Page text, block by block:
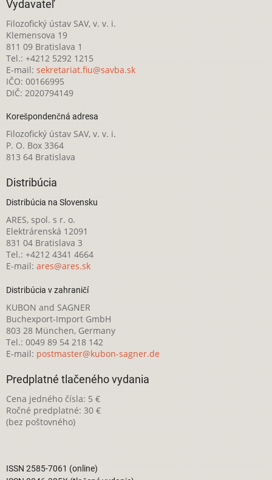
Vydavateľ
Filozofický ústav SAV, v. v. i.
Klemensova 19
811 09 Bratislava 1
Tel.: +4212 5292 1215
E-mail: sekretariat.fiu@savba.sk
IČO: 00166995
DIČ: 2020794149
Korešpondenčná adresa
Filozofický ústav SAV, v. v. i.
P. O. Box 3364
813 64 Bratislava
Distribúcia
Distribúcia na Slovensku
ARES, spol. s r. o.
Elektrárenská 12091
831 04 Bratislava 3
Tel.: +4212 4341 4664
E-mail: ares@ares.sk
Distribúcia v zahraničí
KUBON and SAGNER
Buchexport-Import GmbH
803 28 München, Germany
Tel.: 0049 89 54 218 142
E-mail: postmaster@kubon-sagner.de
Predplatné tlačeného vydania
Cena jedného čísla: 5 €
Ročné predplatné: 30 €
(bez poštovného)
ISSN 2585-7061 (online)